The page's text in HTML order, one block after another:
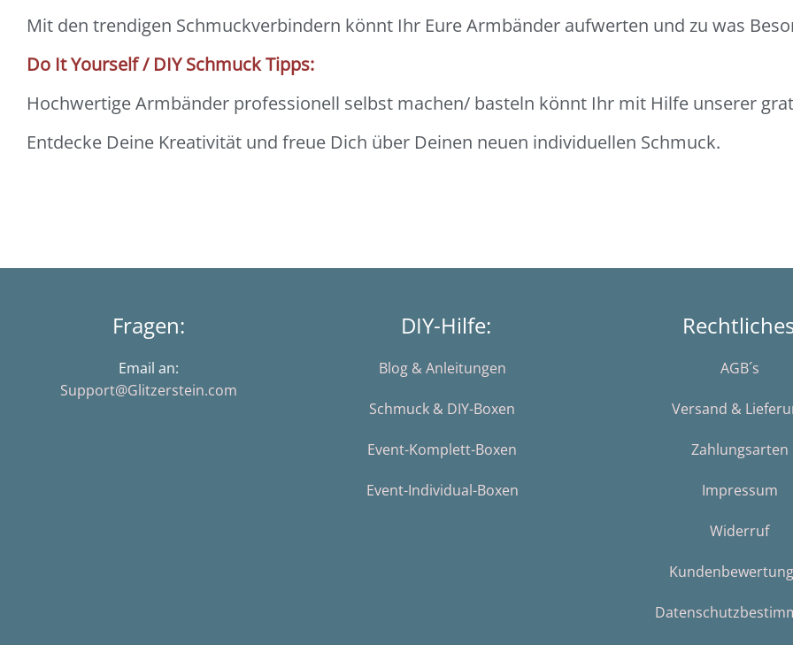
Mit den trendigen Schmuckverbindern könnt Ihr Eure Armbänder aufwerten und zu was
Do It Yourself / DIY Schmuck Tipps:
Hochwertige Armbänder professionell selbst machen/ basteln könnt Ihr mit Hilfe unserer
Entdecke Deine Kreativität und freue Dich über Deinen neuen individuellen Schmuck.
Fragen:
Email an:
Support@Glitzerstein.com
DIY-Hilfe:
Blog & Anleitungen
Schmuck & DIY-Boxen
Event-Komplett-Boxen
Event-Individual-Boxen
AGB´s
Versand &
Zahlungsarten
Impressum
Widerruf